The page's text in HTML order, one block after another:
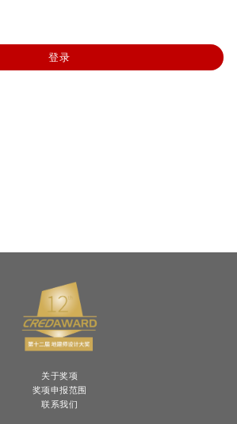
关于奖项
奖项申报范围
联系我们